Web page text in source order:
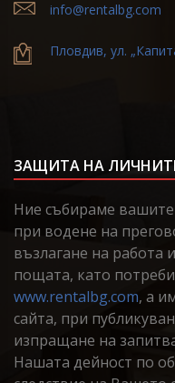
info@rentalbg.com
Пловдив, ул.
ЗАЩИТА НА
Ние събираме
при водене на
възлагане на работа
пощата, като
www.rentalbg.com, а
сайта, при
изпращане на
Нашата дейност по